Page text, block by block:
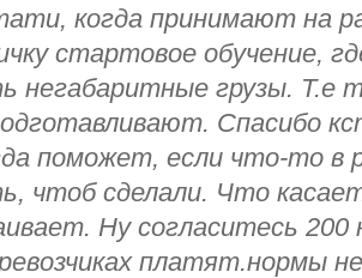
когда принимают на
стартовое обучение,
негабаритные грузы. Т.е
Спасибо
поможет, если что-то в
чтоб сделали. Что
Ну согласитесь 200
платят.нормы